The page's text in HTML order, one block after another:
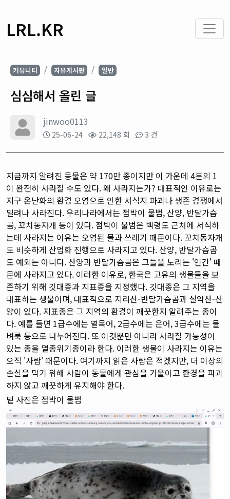
LRL.KR
커뮤니티 자유게시판 일반
심심해서 올린 글
jinwoo0113
25-06-24 22,148 회 3 건
지금까지 알려진 동물은 약 170만 종이지만 이 가운데 4분의 1
이 완전히 사라질 수도 있다. 왜 사라지는가? 대표적인 이유로는
지구 온난화의 환경 오염으로 인한 서식지 파괴나 생존 경쟁에서
밀려나 사라진다. 우리나라에서는 점박이 물범, 산양, 반달가슴
곰, 꼬치동자개 등이 있다. 점박이 물범은 백령도 근처에 서식하
는데 사라지는 이유는 오염된 물과 쓰레기 때문이다. 꼬치동자개
도 비슷하게 산업화 진행으로 사라지고 있다. 산양, 반달가슴곰
도 예외는 아니다. 산양과 반달가슴곰은 그들을 노리는 '인간' 때
문에 사라지고 있다. 이러한 이유로, 한국은 고유의 생물들을 보
존하기 위해 깃대종과 지표종을 지정했다. 깃대종은 그 지역을
대표하는 생물이며, 대표적으로 지리산-반달가슴곰과 설악산-산
양이 있다. 지표종은 그 지역의 환경이 깨끗한지 알려주는 종이
다. 예를 들면 1급수에는 열목어, 2급수에는 은어, 3급수에는 물
벼룩 등으로 나누어진다. 또 이것뿐만 아니라 사라질 가능성이
있는 종을 멸종위기종이라 한다. 이러한 생물이 사라지는 이유는
오직 '사람' 때문이다. 여기까지 읽은 사람은 적겠지만, 더 이상의
손실을 막기 위해 사람이 동물에게 관심을 기울이고 환경을 파괴
하지 않고 깨끗하게 유지해야 한다.
밑 사진은 점박이 물범